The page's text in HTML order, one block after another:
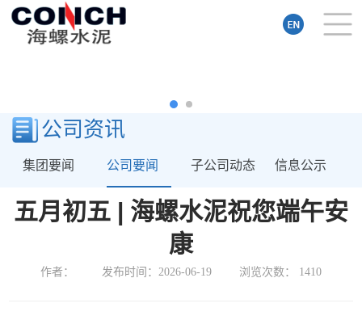
公司资讯
集团要闻 公司要闻 子公司动态 信息公示
五月初五 | 海螺水泥祝您端午安
康
作者： 发布时间：2026-06-19 浏览次数： 1410